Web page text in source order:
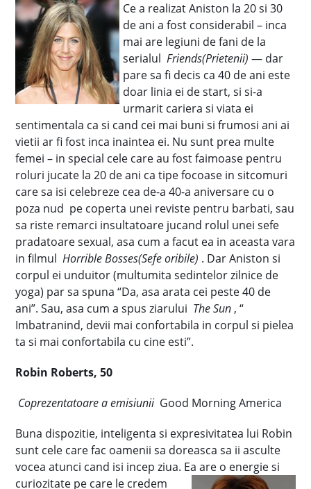
Ce a realizat Aniston la 20 si 30
de ani a fost considerabil – inca
mai are legiuni de fani de la
serialul Friends(Prietenii) — dar
pare sa fi decis ca 40 de ani este
doar linia ei de start, si si-a
urmarit cariera si viata ei
sentimentala ca si cand cei mai buni si frumosi ani ai
vietii ar fi fost inca inaintea ei. Nu sunt prea multe
femei – in special cele care au fost faimoase pentru
roluri jucate la 20 de ani ca tipe focoase in sitcomuri
care sa isi celebreze cea de-a 40-a aniversare cu o
poza nud pe coperta unei reviste pentru barbati, sau
sa riste remarci insultatoare jucand rolul unei sefe
pradatoare sexual, asa cum a facut ea in aceasta vara
in filmul Horrible Bosses(Sefe oribile) . Dar Aniston si
corpul ei unduitor (multumita sedintelor zilnice de
yoga) par sa spuna “Da, asa arata cei peste 40 de
ani”. Sau, asa cum a spus ziarului The Sun , “
Imbatranind, devii mai confortabila in corpul si pielea
ta si mai confortabila cu cine esti”.
Robin Roberts, 50
Coprezentatoare a emisiunii Good Morning America
Buna dispozitie, inteligenta si expresivitatea lui Robin
sunt cele care fac oamenii sa doreasca sa ii asculte
vocea atunci cand isi incep ziua. Ea are o energie si
curiozitate pe care le credem